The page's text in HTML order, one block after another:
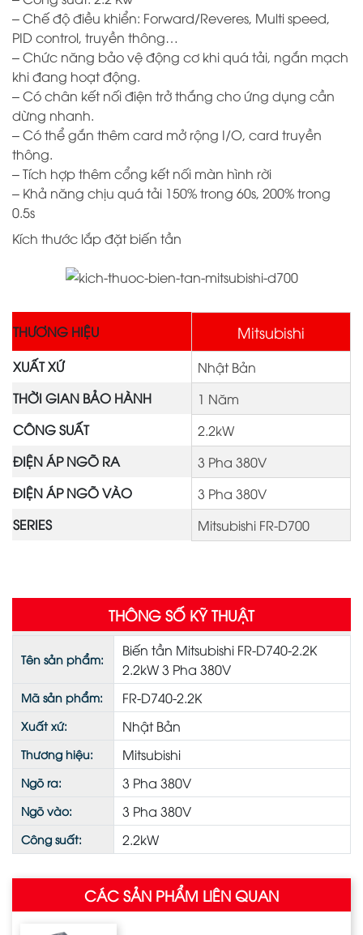
– Chế độ điều khiển: Forward/Reveres, Multi speed,
PID control, truyền thông…
– Chức năng bảo vệ động cơ khi quá tải, ngắn mạch
khi đang hoạt động.
– Có chân kết nối điện trở thắng cho ứng dụng cần
dừng nhanh.
– Có thể gắn thêm card mở rộng I/O, card truyền
thông.
– Tích hợp thêm cổng kết nối màn hình rời
– Khả năng chịu quá tải 150% trong 60s, 200% trong
0.5s
Kích thước lắp đặt biến tần
THƯƠNG HIỆU Mitsubishi
XUẤT XỨ
Nhật Bản
THỜI GIAN BẢO HÀNH
1 Năm
CÔNG SUẤT
2.2kW
ĐIỆN ÁP NGÕ RA
3 Pha 380V
ĐIỆN ÁP NGÕ VÀO
3 Pha 380V
SERIES
Mitsubishi FR-D700
THÔNG SỐ KỸ THUẬT
Tên sản phẩm:
Biến tần Mitsubishi FR-D740-2.2K
2.2kW 3 Pha 380V
Mã sản phẩm: FR-D740-2.2K
Xuất xứ: Nhật Bản
Thương hiệu: Mitsubishi
Ngõ ra: 3 Pha 380V
Ngõ vào: 3 Pha 380V
Công suất: 2.2kW
CÁC SẢN PHẨM LIÊN QUAN